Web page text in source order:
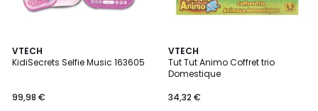
VTECH
KidiSecrets Selfie Music 163605
99,98 €
4,8
/ 5
VTECH
Tut Tut Animo Coffret trio
Domestique
34,32 €
4
/
5